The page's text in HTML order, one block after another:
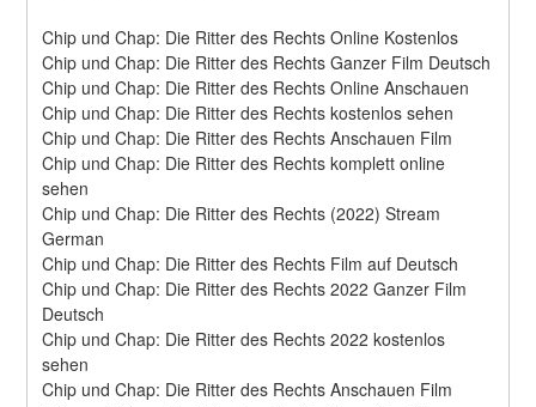
Chip und Chap: Die Ritter des Rechts Online Kostenlos
Chip und Chap: Die Ritter des Rechts Ganzer Film Deutsch
Chip und Chap: Die Ritter des Rechts Online Anschauen
Chip und Chap: Die Ritter des Rechts kostenlos sehen
Chip und Chap: Die Ritter des Rechts Anschauen Film
Chip und Chap: Die Ritter des Rechts komplett online
sehen
Chip und Chap: Die Ritter des Rechts (2022) Stream
German
Chip und Chap: Die Ritter des Rechts Film auf Deutsch
Chip und Chap: Die Ritter des Rechts 2022 Ganzer Film
Deutsch
Chip und Chap: Die Ritter des Rechts 2022 kostenlos
sehen
Chip und Chap: Die Ritter des Rechts Anschauen Film